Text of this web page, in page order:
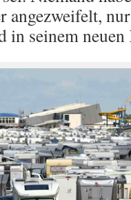
angezweifelt,
in seinem